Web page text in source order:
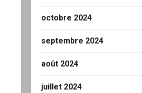
octobre 2024
septembre 2024
août 2024
juillet 2024